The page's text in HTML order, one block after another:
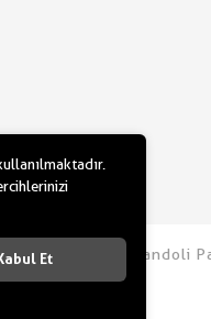
bir Pandoli
Et